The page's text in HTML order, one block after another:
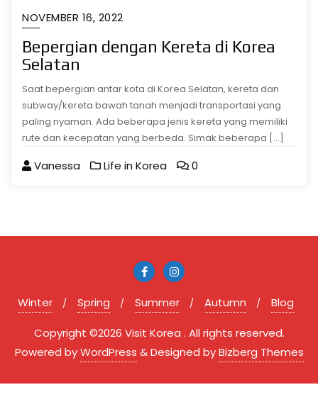
NOVEMBER 16, 2022
Bepergian dengan Kereta di Korea
Selatan
Saat bepergian antar kota di Korea Selatan, kereta dan
subway/kereta bawah tanah menjadi transportasi yang
paling nyaman. Ada beberapa jenis kereta yang memiliki
rute dan kecepatan yang berbeda. Simak beberapa […]
Vanessa Life in Korea 0
Winter Spring Summer Autumn Blog
Copyright ©2026 Visit Korea . All rights reserved.
Powered byWordPress &Designed byBizberg Themes